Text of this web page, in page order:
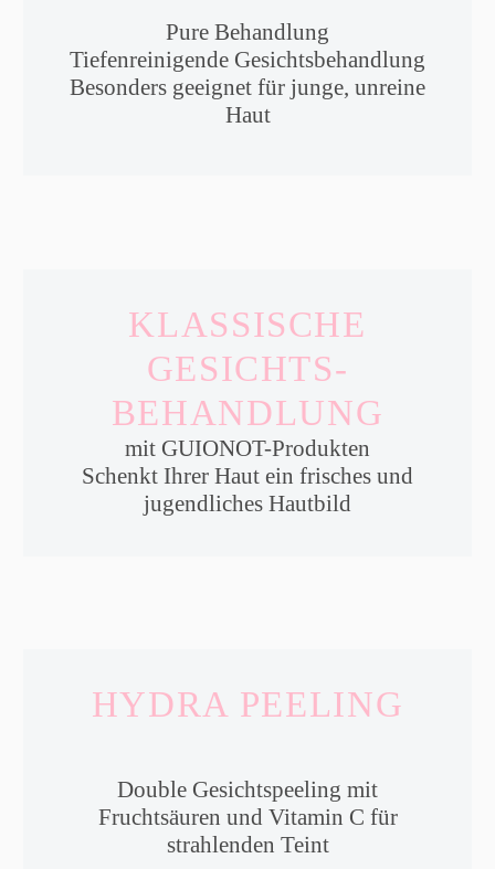
Pure Behandlung
Tiefenreinigende Gesichtsbehandlung
Besonders geeignet für junge, unreine
Haut
KLASSISCHE
GESICHTS-
BEHANDLUNG
mit GUIONOT-Produkten
Schenkt Ihrer Haut ein frisches und
jugendliches Hautbild
HYDRA PEELING
Double Gesichtspeeling mit
Fruchtsäuren und Vitamin C für
strahlenden Teint